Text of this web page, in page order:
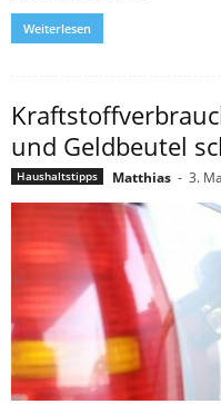
Weiterlesen
und Geldbeutel
Haushaltstipps Matthias - 3.